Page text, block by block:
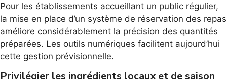
Pour les établissements accueillant un public régulier,
la mise en place d’un système de réservation des repas
améliore considérablement la précision des quantités
préparées. Les outils numériques facilitent aujourd’hui
cette gestion prévisionnelle.
Privilégier les ingrédients locaux et de saison